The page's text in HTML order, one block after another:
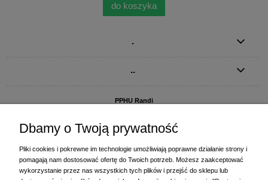
do koszyka
.
..
PPHU Randi
ul. Starogardzka 77 (wjazd od ul. Plażowej)
Dbamy o Twoją prywatność
Pliki cookies i pokrewne im technologie umożliwiają poprawne działanie strony i
pomagają nam dostosować ofertę do Twoich potrzeb. Możesz zaakceptować
wykorzystanie przez nas wszystkich tych plików i przejść do sklepu lub